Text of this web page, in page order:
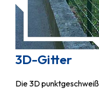
3D-Gitter
Die 3D